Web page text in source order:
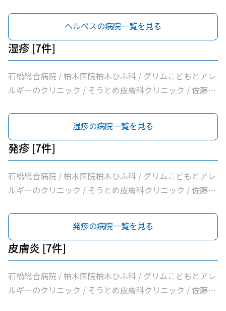
医院
ヘルペスの病院一覧を見る
湿疹 [7件]
石橋総合病院 / 柏木医院柏木ひふ科 / グリムこどもとアレ
ルギーのクリニック / そうとめ皮膚科クリニック / 佐藤内
医院
湿疹の病院一覧を見る
発疹 [7件]
石橋総合病院 / 柏木医院柏木ひふ科 / グリムこどもとアレ
ルギーのクリニック / そうとめ皮膚科クリニック / 佐藤内
医院
発疹の病院一覧を見る
皮膚炎 [7件]
石橋総合病院 / 柏木医院柏木ひふ科 / グリムこどもとアレ
ルギーのクリニック / そうとめ皮膚科クリニック / 佐藤内